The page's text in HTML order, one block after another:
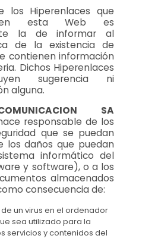
los Hiperenlaces que
en esta Web es
la de informar al
de la existencia de
contienen información
Dichos Hiperenlaces
sugerencia ni
alguna.
SA
responsable de los
que se puedan
los daños que puedan
informático del
y software), o a los
almacenados
consecuencia de:
un virus en el ordenador
sea utilizado para la
servicios y contenidos del